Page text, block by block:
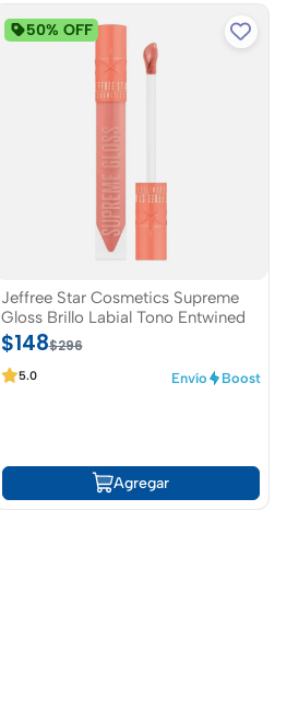
50% OFF
Jeffree Star Cosmetics Supreme
Gloss Brillo Labial Tono Entwined
$148$296
5.0 Envío Boost
Agregar